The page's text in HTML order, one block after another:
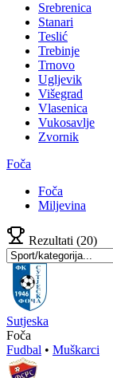
Srebrenica
Stanari
Teslić
Trebinje
Trnovo
Ugljevik
Višegrad
Vlasenica
Vukosavlje
Zvornik
Foča
Foča
Miljevina
Rezultati (20)
Sutjeska
Foča
Fudbal • Muškarci